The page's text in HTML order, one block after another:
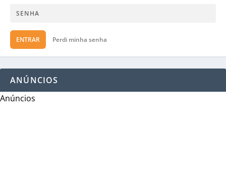
ENTRAR Perdi minha senha
ANÚNCIOS
Anúncios